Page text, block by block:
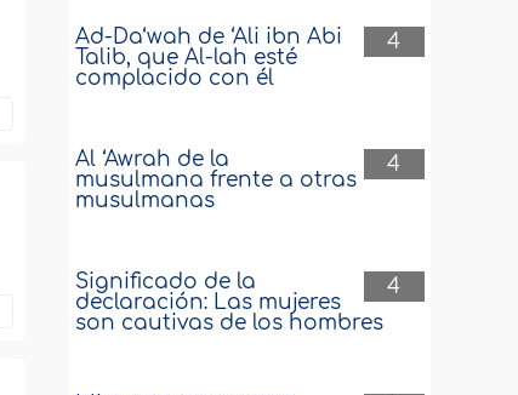
4
Ad-Da‘wah de ‘Ali ibn Abi
Talib, que Al-lah esté
complacido con él
4
Al ‘Awrah de la
musulmana frente a otras
musulmanas
4
Significado de la
declaración: Las mujeres
son cautivas de los hombres